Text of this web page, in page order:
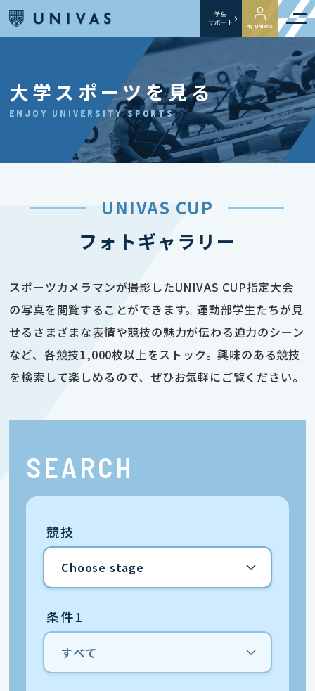
学生
サポート
My UNIVAS
大学スポーツを見る
ENJOY UNIVERSITY SPORTS
UNIVAS CUP
フォトギャラリー
スポーツカメラマンが撮影したUNIVAS CUP指定大会
の写真を閲覧することができます。運動部学生たちが見
せるさまざまな表情や競技の魅力が伝わる迫力のシーン
など、各競技1,000枚以上をストック。興味のある競技
を検索して楽しめるので、ぜひお気軽にご覧ください。
SEARCH
競技
条件1